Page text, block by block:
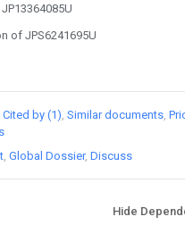
of JPS6241695U
Cited by (1) Similar documents
Global Dossier Discuss
Hide